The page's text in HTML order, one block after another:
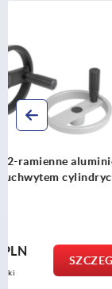
Koła ręczne
powlekane
od 44,94 PLN
plus koszty wysyłki